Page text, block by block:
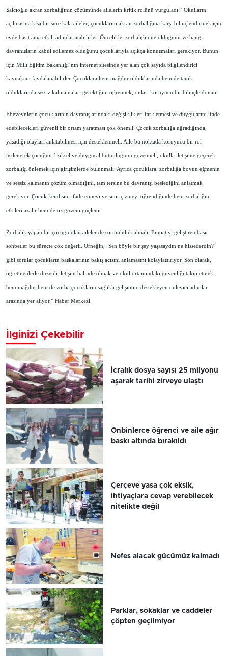
Şalcıoğlu akran zorbalığının çözümünde ailelerin kritik rolünü vurguladı: “Okulların
açılmasına kısa bir süre kala aileler, çocuklarını akran zorbalığına karşı bilinçlendirmek için
evde basit ama etkili adımlar atabilirler. Öncelikle, zorbalığın ne olduğunu ve hangi
davranışların kabul edilemez olduğunu çocuklarıyla açıkça konuşmaları gerekiyor. Bunun
için Millî Eğitim Bakanlığı’nın internet sitesinde yer alan çok sayıda bilgilendirici
kaynaktan faydalanabilirler. Çocuklara hem mağdur olduklarında hem de tanık
olduklarında sessiz kalmamaları gerektiğini öğretmek, onları koruyucu bir bilinçle donatır.
Ebeveynlerin çocuklarının davranışlarındaki değişiklikleri fark etmesi ve duygularını ifade
edebilecekleri güvenli bir ortam yaratması çok önemli. Çocuk zorbalığa uğradığında,
yaşadığı olayları anlatabilmesi için desteklenmeli. Aile bu noktada koruyucu bir rol
üstlenerek çocuğun fiziksel ve duygusal bütünlüğünü gözetmeli, okulla iletişime geçerek
zorbalığı önlemek için girişimlerde bulunmalı. Ayrıca çocuklara, zorbalığa boyun eğmenin
ve sessiz kalmanın çözüm olmadığını, tam tersine bu davranışı beslediğini anlatmak
gerekiyor. Çocuk kendisini ifade etmeyi ve sınır çizmeyi öğrendiğinde hem zorbalığın
etkileri azalır hem de öz güveni güçlenir.
Zorbalık yapan bir çocuğu olan aileler de sorumluluk almalı. Empatiyi geliştiren basit
sohbetler bu süreçte çok değerli. Örneğin, ‘Sen böyle bir şey yaşasaydın ne hissederdin?’
gibi sorular çocukların başkalarının bakış açısını anlamasını kolaylaştırıyor. Son olarak,
öğretmenlerle düzenli iletişim halinde olmak ve okul ortamındaki güvenliği takip etmek
hem mağdur hem de zorba çocukların sağlıklı gelişimini destekleyen önleyici adımlar
arasında yer alıyor.” Haber Merkezi
İlginizi Çekebilir
İcralık dosya sayısı 25 milyonu
aşarak tarihi zirveye ulaştı
Onbinlerce öğrenci ve aile ağır
baskı altında bırakıldı
Çerçeve yasa çok eksik,
ihtiyaçlara cevap verebilecek
nitelikte değil
Nefes alacak gücümüz kalmadı
Parklar, sokaklar ve caddeler
çöpten geçilmiyor